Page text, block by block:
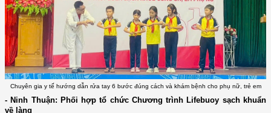
Chuyên gia y tế hướng dẫn rửa tay 6 bước đúng cách và khám bệnh cho phụ nữ, trẻ em
- Ninh Thuận: Phối hợp tổ chức Chương trình Lifebuoy sạch khuẩn
về làng